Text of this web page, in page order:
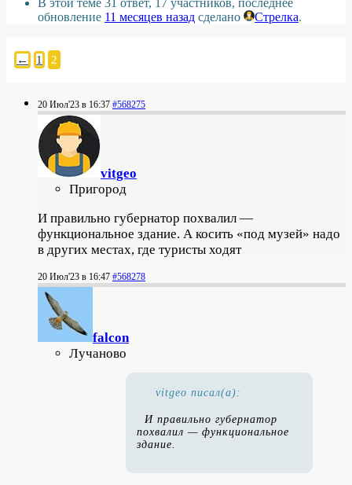
В этой теме 31 ответ, 17 участников, последнее
обновление 11 месяцев назад сделано Стрелка.
← 1 2
20 Июл'23 в 16:37 #568275
vitgeo
Пригород
И правильно губернатор похвалил —
функциональное здание. А косить «под музей» надо
в других местах, где туристы ходят
20 Июл'23 в 16:47 #568278
falcon
Лучаново
vitgeo писал(а):
И правильно губернатор
похвалил — функциональное
здание.